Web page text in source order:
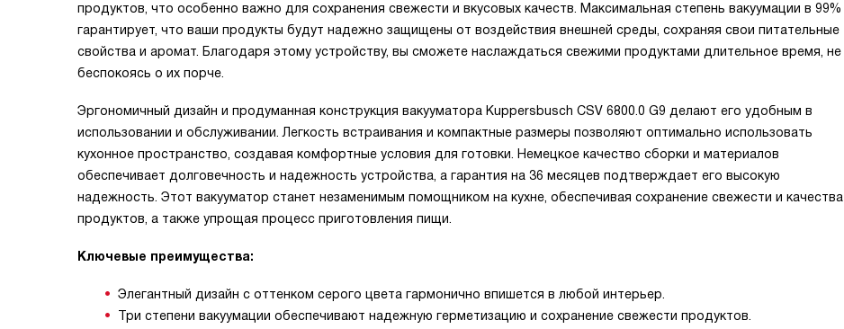
продуктов, что особенно важно для сохранения свежести и вкусовых качеств. Максимальная степень вакуумации в 99%
гарантирует, что ваши продукты будут надежно защищены от воздействия внешней среды, сохраняя свои питательные
свойства и аромат. Благодаря этому устройству, вы сможете наслаждаться свежими продуктами длительное время, не
беспокоясь о их порче.
Эргономичный дизайн и продуманная конструкция вакууматора Kuppersbusch CSV 6800.0 G9 делают его удобным в
использовании и обслуживании. Легкость встраивания и компактные размеры позволяют оптимально использовать
кухонное пространство, создавая комфортные условия для готовки. Немецкое качество сборки и материалов
обеспечивает долговечность и надежность устройства, а гарантия на 36 месяцев подтверждает его высокую
надежность. Этот вакууматор станет незаменимым помощником на кухне, обеспечивая сохранение свежести и качества
продуктов, а также упрощая процесс приготовления пищи.
Ключевые преимущества:
Элегантный дизайн с оттенком серого цвета гармонично впишется в любой интерьер.
Три степени вакуумации обеспечивают надежную герметизацию и сохранение свежести продуктов.